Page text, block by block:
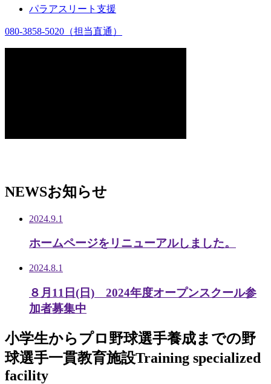
パラアスリート支援
080-3858-5020 （担当直通）
NEWSお知らせ
2024.9.1
ホームページをリニューアルしました。
2024.8.1
８月11日(日) 2024年度オープンスクール参
加者募集中
小学生からプロ野球選手養成までの野
球選手一貫教育施設Training specialized
facility